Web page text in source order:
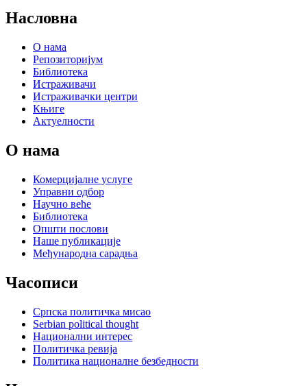
Насловна
О нама
Репозиторијум
Библиотека
Истраживачи
Истраживачки центри
Књиге
Актуелности
О нама
Комерцијалне услуге
Управни одбор
Научно веће
Библиотека
Општи послови
Наше публикације
Међународна сарадња
Часописи
Српска политичка мисао
Serbian political thought
Национални интерес
Политичка ревија
Политика националне безбедности